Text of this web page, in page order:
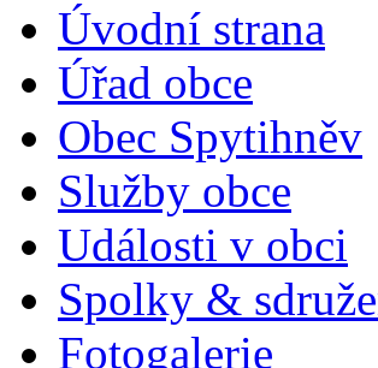
Úvodní strana
Úřad obce
Obec Spytihněv
Služby obce
Události v obci
Spolky &
Fotogalerie